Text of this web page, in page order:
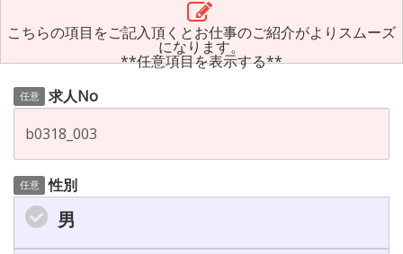
こちらの項目をご記入頂くとお仕事のご紹介がよりスムーズ
になります。
**任意項目を表示する**
任意 求人No
任意 性別
男